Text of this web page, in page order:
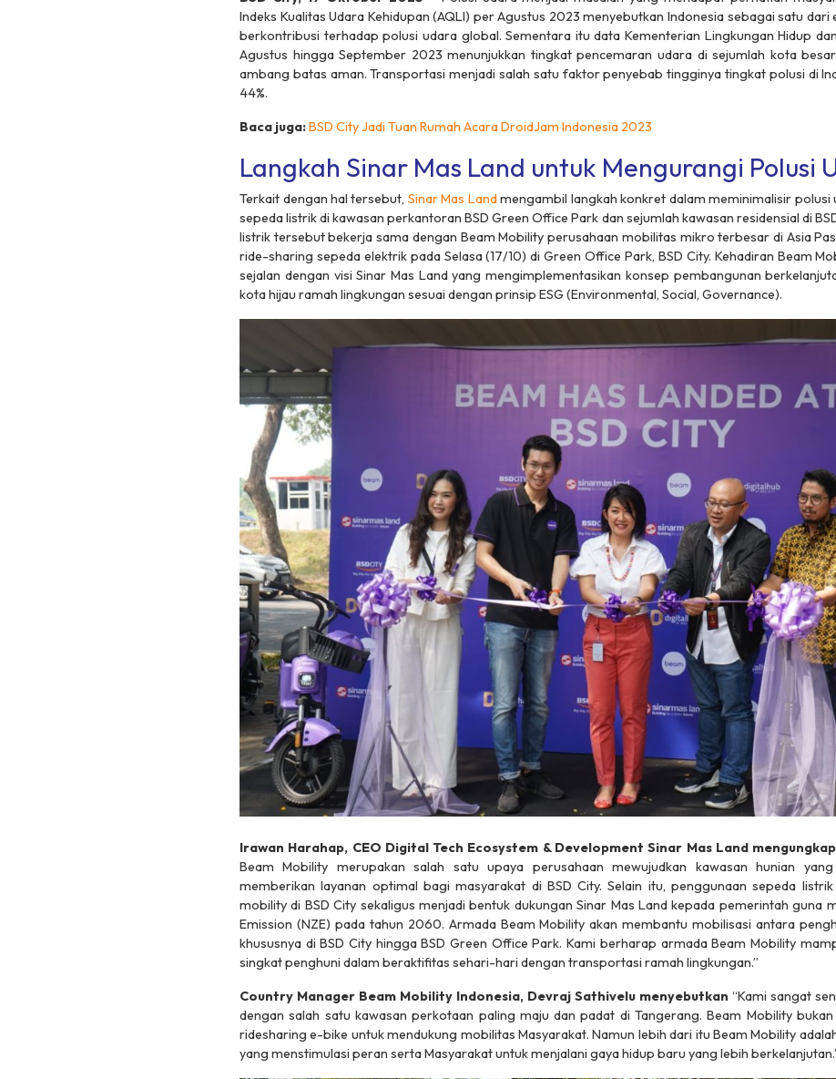
Indeks Kualitas Udara Kehidupan (AQLI) per Agustus 2023 menyebutkan Indonesia sebagai satu
berkontribusi terhadap polusi udara global. Sementara itu data Kementerian Lingkungan Hidup
Agustus hingga September 2023 menunjukkan tingkat pencemaran udara di sejumlah kota
ambang batas aman. Transportasi menjadi salah satu faktor penyebab tingginya tingkat polusi di
44%.
Baca juga:BSD City Jadi Tuan Rumah Acara DroidJam Indonesia 2023
Langkah Sinar Mas Land untuk Mengurangi Polusi
Terkait dengan hal tersebut, Sinar Mas Landmengambil langkah konkret dalam meminimalisir polusi
sepeda listrik di kawasan perkantoran BSD Green Office Park dan sejumlah kawasan residensial di
listrik tersebut bekerja sama dengan Beam Mobility perusahaan mobilitas mikro terbesar di Asia
ride-sharing sepeda elektrik pada Selasa (17/10) di Green Office Park, BSD City. Kehadiran Beam
sejalan dengan visi Sinar Mas Land yang mengimplementasikan konsep pembangunan
kota hijau ramah lingkungan sesuai dengan prinsip ESG (Environmental, Social, Governance).
Irawan Harahap, CEO Digital Tech Ecosystem & Development Sinar Mas Land
Beam Mobility merupakan salah satu upaya perusahaan mewujudkan kawasan hunian
memberikan layanan optimal bagi masyarakat di BSD City. Selain itu, penggunaan sepeda
mobility di BSD City sekaligus menjadi bentuk dukungan Sinar Mas Land kepada pemerintah guna
Emission (NZE) pada tahun 2060. Armada Beam Mobility akan membantu mobilisasi antara
khususnya di BSD City hingga BSD Green Office Park. Kami berharap armada Beam Mobility
singkat penghuni dalam beraktifitas sehari-hari dengan transportasi ramah lingkungan.”
Country Manager Beam Mobility Indonesia, Devraj Sathivelu menyebutkan “Kami sangat
dengan salah satu kawasan perkotaan paling maju dan padat di Tangerang. Beam Mobility
ridesharing e-bike untuk mendukung mobilitas Masyarakat. Namun lebih dari itu Beam Mobility
yang menstimulasi peran serta Masyarakat untuk menjalani gaya hidup baru yang lebih